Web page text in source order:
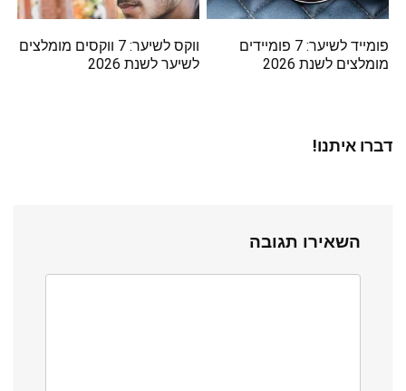
פומייד לשיער: 7 פומיידים
מומלצים לשנת 2026
ווקס לשיער: 7 ווקסים מומלצים
לשיער לשנת 2026
דברו איתנו!
השאירו תגובה